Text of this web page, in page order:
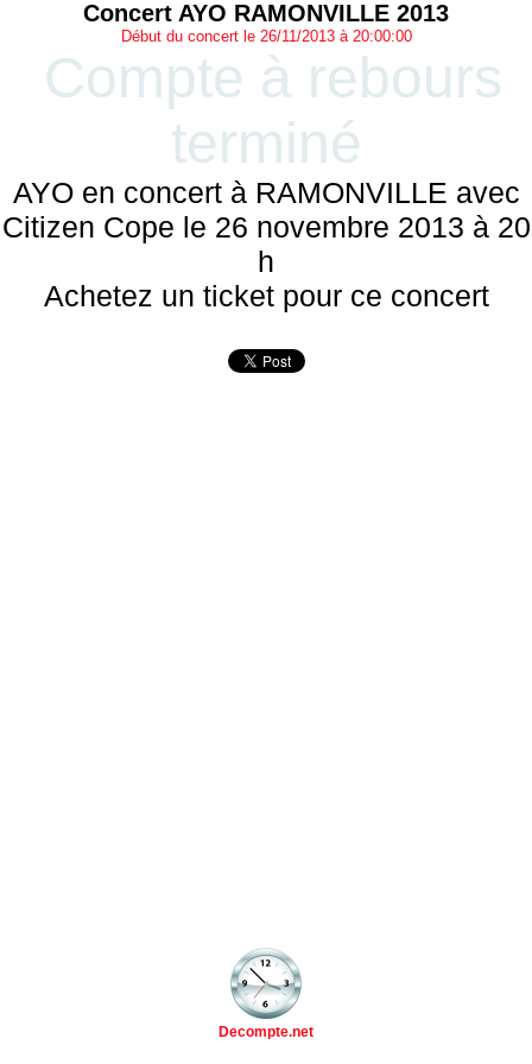
Concert AYO RAMONVILLE 2013
Début du concert le 26/11/2013 à 20:00:00
Compte à rebours
terminé
AYO en concert à RAMONVILLE avec
Citizen Cope le 26 novembre 2013 à 20
h
Achetez un ticket pour ce concert
Decompte.net